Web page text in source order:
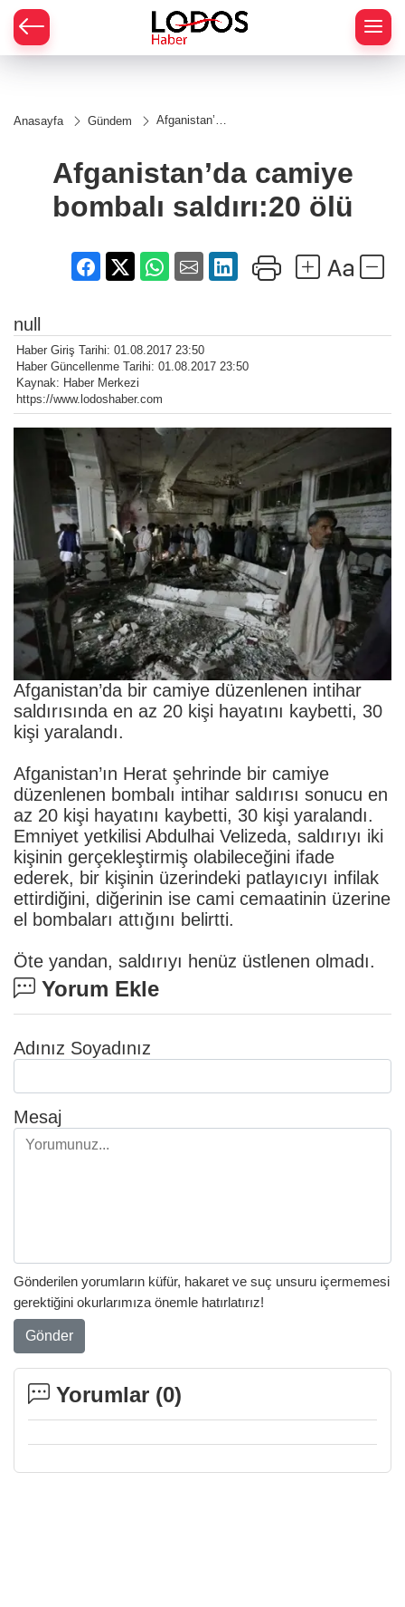
Anasayfa Gündem
Afganistan’da
saldırı:20 ölü
Afganistan’da camiye
bombalı saldırı:20 ölü
null
Haber Giriş Tarihi: 01.08.2017 23:50
Haber Güncellenme Tarihi: 01.08.2017 23:50
Kaynak: Haber Merkezi
https://www.lodoshaber.com
Afganistan’da bir camiye düzenlenen intihar
saldırısında en az 20 kişi hayatını kaybetti, 30
kişi yaralandı.
Afganistan’ın Herat şehrinde bir camiye
düzenlenen bombalı intihar saldırısı sonucu en
az 20 kişi hayatını kaybetti, 30 kişi yaralandı.
Emniyet yetkilisi Abdulhai Velizeda, saldırıyı iki
kişinin gerçekleştirmiş olabileceğini ifade
ederek, bir kişinin üzerindeki patlayıcıyı infilak
ettirdiğini, diğerinin ise cami cemaatinin üzerine
el bombaları attığını belirtti.
Öte yandan, saldırıyı henüz üstlenen olmadı.
Yorum Ekle
Adınız Soyadınız
Mesaj
Gönderilen yorumların küfür, hakaret ve suç unsuru içermemesi
gerektiğini okurlarımıza önemle hatırlatırız!
Gönder
Yorumlar (0)